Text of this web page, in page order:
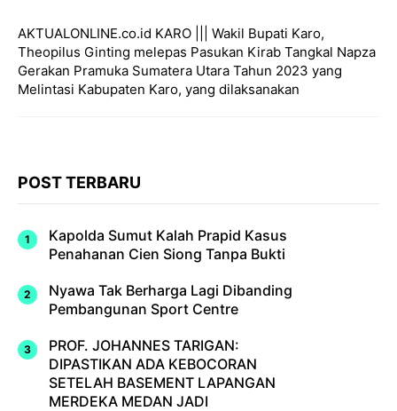
AKTUALONLINE.co.id KARO ||| Wakil Bupati Karo,
Theopilus Ginting melepas Pasukan Kirab Tangkal Napza
Gerakan Pramuka Sumatera Utara Tahun 2023 yang
Melintasi Kabupaten Karo, yang dilaksanakan
POST TERBARU
Kapolda Sumut Kalah Prapid Kasus
Penahanan Cien Siong Tanpa Bukti
Nyawa Tak Berharga Lagi Dibanding
Pembangunan Sport Centre
PROF. JOHANNES TARIGAN:
DIPASTIKAN ADA KEBOCORAN
SETELAH BASEMENT LAPANGAN
MERDEKA MEDAN JADI